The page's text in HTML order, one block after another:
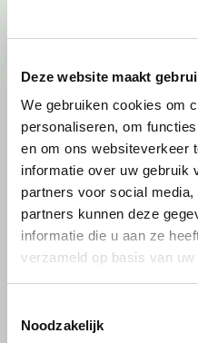
Deze website maakt
We gebruiken cookies om
personaliseren, om
en om ons websiteverkeer
informatie over uw gebruik
partners voor social
partners kunnen deze
informatie die u aan ze
verzameld op basis van
Noodzakelijk
Sterke
vaardigheden.
Een
nieuwsgierige
Goede
en Engels.
Wat bieden wij?
in een